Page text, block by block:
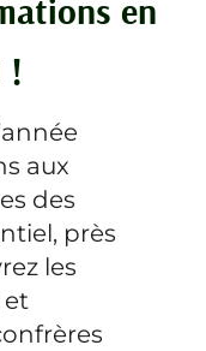
en
!
aux
des
près
les
et